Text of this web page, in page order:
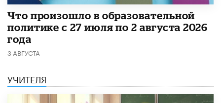
​Что произошло в образовательной
политике с 27 июля по 2 августа 2026
года
3 АВГУСТА
УЧИТЕЛЯ